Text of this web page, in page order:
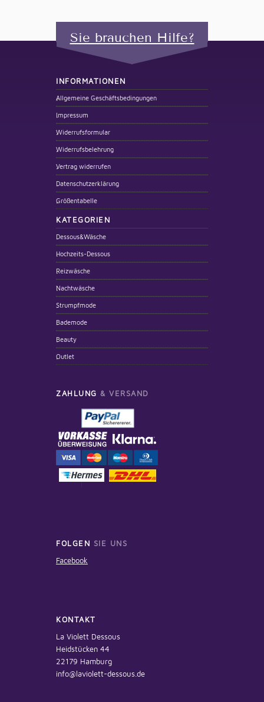
Sie brauchen Hilfe?
INFORMATIONEN
Allgemeine Geschäftsbedingungen
Impressum
Widerrufsformular
Widerrufsbelehrung
Vertrag widerrufen
Datenschutzerklärung
Größentabelle
KATEGORIEN
Dessous&Wäsche
Hochzeits-Dessous
Reizwäsche
Nachtwäsche
Strumpfmode
Bademode
Beauty
Outlet
ZAHLUNG & VERSAND
FOLGEN SIE UNS
Facebook
KONTAKT
La Violett Dessous
Heidstücken 44
22179 Hamburg
info@laviolett-dessous.de